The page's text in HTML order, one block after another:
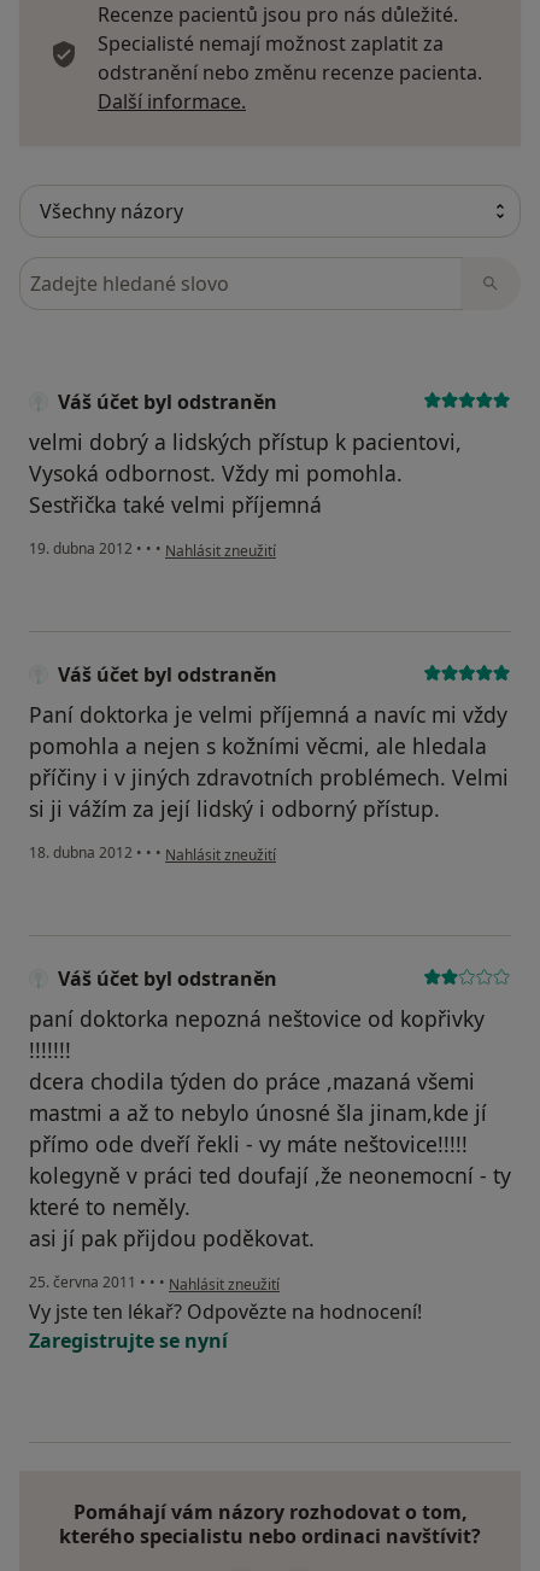
Recenze pacientů jsou pro nás důležité.
Specialisté nemají možnost zaplatit za
odstranění nebo změnu recenze pacienta.
Další informace.
Hledejte v názorech
Váš účet byl odstraněn
velmi dobrý a lidských přístup k pacientovi,
Vysoká odbornost. Vždy mi pomohla.
Sestřička také velmi příjemná
19. dubna 2012 • • • podle názoru uživatele Váš účet byl odstraněn
Nahlásit zneužití
Váš účet byl odstraněn
Paní doktorka je velmi příjemná a navíc mi vždy
pomohla a nejen s kožními věcmi, ale hledala
příčiny i v jiných zdravotních problémech. Velmi
si ji vážím za její lidský i odborný přístup.
18. dubna 2012 • • • podle názoru uživatele Váš účet byl odstraněn
Nahlásit zneužití
Váš účet byl odstraněn
paní doktorka nepozná neštovice od kopřivky
!!!!!!!
dcera chodila týden do práce ,mazaná všemi
mastmi a až to nebylo únosné šla jinam,kde jí
přímo ode dveří řekli - vy máte neštovice!!!!!
kolegyně v práci ted doufají ,že neonemocní - ty
které to neměly.
asi jí pak přijdou poděkovat.
25. června 2011 • • • podle názoru uživatele Váš účet byl odstraněn
Nahlásit zneužití
Vy jste ten lékař? Odpovězte na hodnocení!
Zaregistrujte se nyní
Pomáhají vám názory rozhodovat o tom,
kterého specialistu nebo ordinaci navštívit?